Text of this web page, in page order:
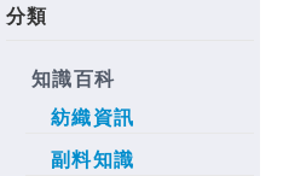
分類
知識百科
紡織資訊
副料知識